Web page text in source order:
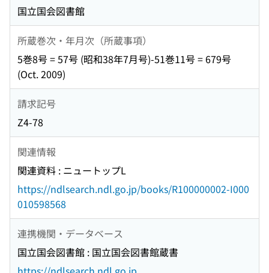
国立国会図書館
所蔵巻次・年月次（所蔵事項）
5巻8号 = 57号 (昭和38年7月号)-51巻11号 = 679号
(Oct. 2009)
請求記号
Z4-78
関連情報
関連資料 : ニュートップL
https://ndlsearch.ndl.go.jp/books/R100000002-I000
010598568
連携機関・データベース
国立国会図書館 : 国立国会図書館蔵書